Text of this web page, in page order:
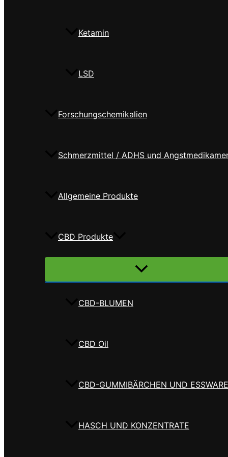
Ketamin
LSD
Forschungschemikalien
Schmerzmittel / ADHS und
Allgemeine Produkte
CBD Produkte
Menü
CBD-BLUMEN
CBD Oil
CBD-GUMMIBÄRCHEN UND
HASCH UND KONZENTRATE